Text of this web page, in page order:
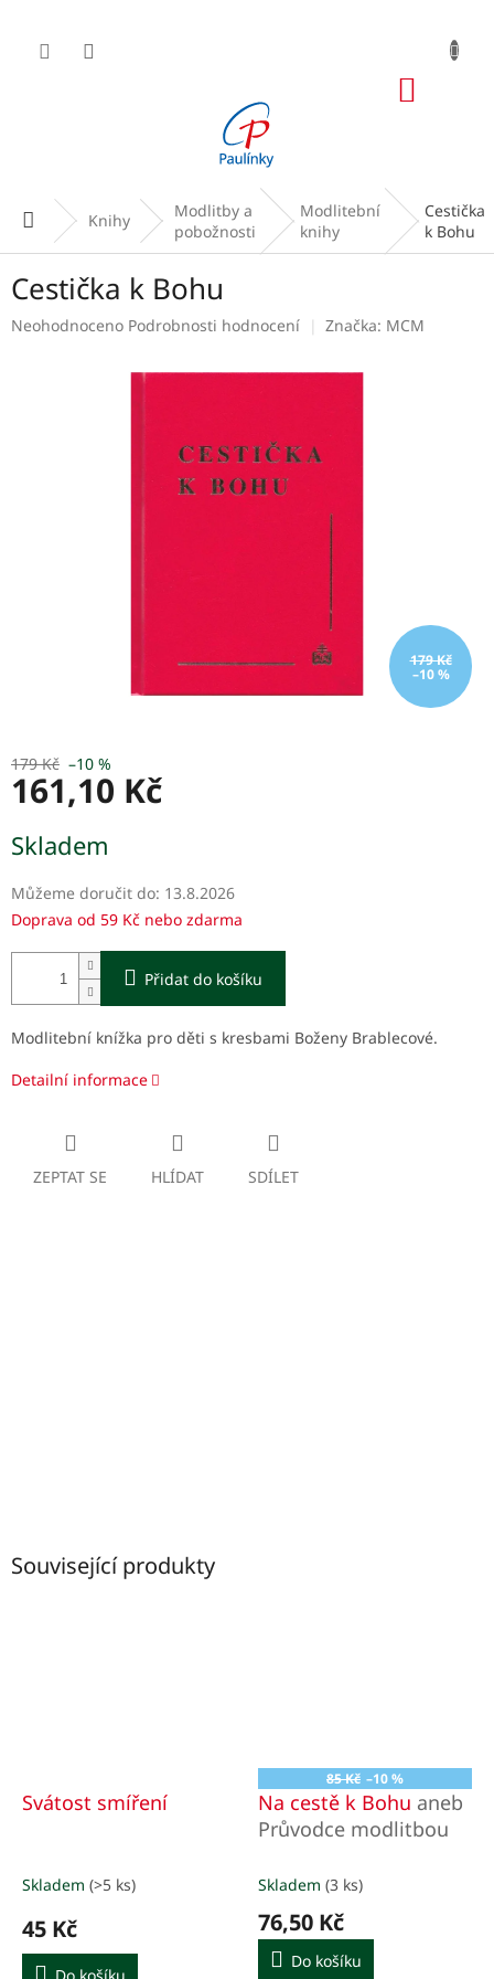
obsah
Domů Knihy
Modlitby a
pobožnosti
Modlitební
knihy
Cestička
k Bohu
Cestička k Bohu
Průměrné
Neohodnoceno Podrobnosti hodnocení Značka: MCM
179 Kč
–10 %
179 Kč –10 %
161,10 Kč
cena:
Skladem
Můžeme doručit do: 13.8.2026
Doprava od 59 Kč nebo zdarma
Přidat do košíku
Modlitební knížka pro děti s kresbami Boženy Brablecové.
Detailní informace
ZEPTAT SE HLÍDAT SDÍLET
Související produkty
Svátost smíření
Skladem (>5 ks)
45 Kč
85 Kč –10 %
Na cestě k Bohu aneb
Průvodce modlitbou
Skladem (3 ks)
76,50 Kč
Do košíku